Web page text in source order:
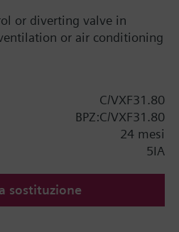
or diverting valve in
or air conditioning
C/VXF31.80
BPZ:C/VXF31.80
24 mesi
5IA
sostituzione